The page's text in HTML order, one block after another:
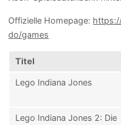
Offizielle Homepage:
do/games
Titel
Lego Indiana Jones
Lego Indiana Jones 2: Die